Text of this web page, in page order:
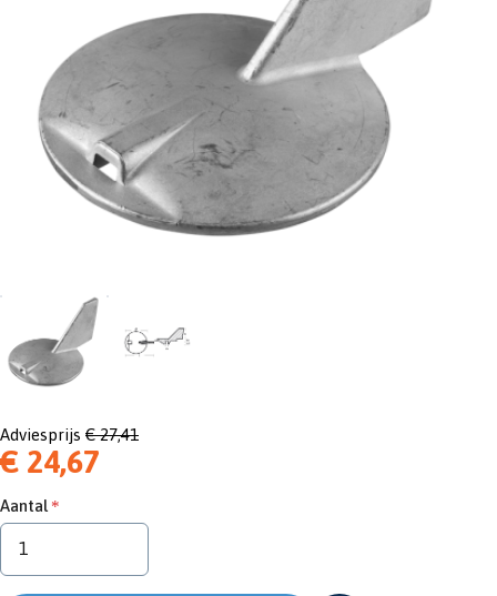
Adviesprijs € 27,41
€ 24,67
Aantal